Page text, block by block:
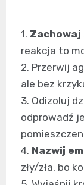
1. Zachowaj
reakcja to
2. Przerwij
ale bez
3. Odizoluj
odprowadź
4. Nazwij
zły/zła, bo